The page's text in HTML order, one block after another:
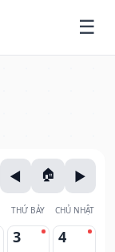
THỨ BẢY CHỦ NHẬT
3 4